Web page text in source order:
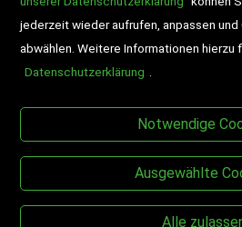
BESUCHEN SIE UNS
jederzeit wieder aufrufen, anpassen
abwählen. Weitere Informationen hierzu
Datenschutzerklärung
Notwendige
Ausgewählte
Alle